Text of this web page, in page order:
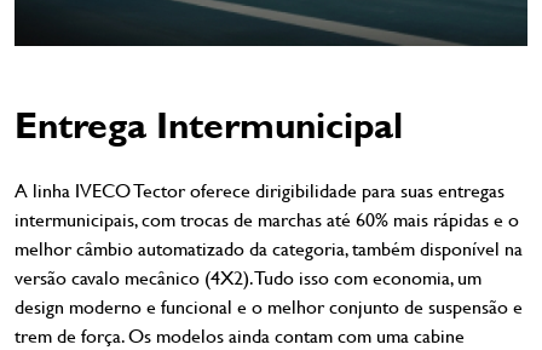
Entrega Intermunicipal
A linha IVECO Tector oferece dirigibilidade para suas entregas
intermunicipais, com trocas de marchas até 60% mais rápidas e o
melhor câmbio automatizado da categoria, também disponível na
versão cavalo mecânico (4X2). Tudo isso com economia, um
design moderno e funcional e o melhor conjunto de suspensão e
trem de força. Os modelos ainda contam com uma cabine